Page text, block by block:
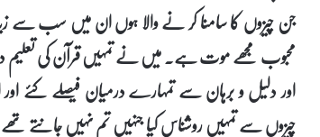
جن چیزوں کا سامنا کر نے والا ہوں ان میں سب سے
محبوب مجھے موت ہے۔ میں نے تمہیں قرآن کی
اور دلیل و برہان سے تمہارے درمیان فیصلے کئے
چیزوں سے تمہیں روشناس کیا جنہیں تم نہیں جانتے